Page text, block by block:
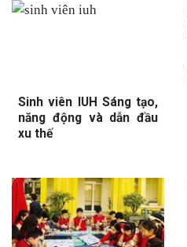
Sinh viên IUH Sáng tạo,
năng động và dẫn đầu
xu thế